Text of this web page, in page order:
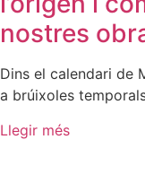
nostres
Dins el calendari de
a brúixoles
Llegir més